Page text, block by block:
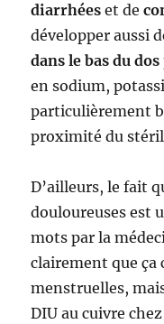
diarrhées et de
développer aussi
dans le bas du dos
en sodium,
particulièrement
proximité du
D’ailleurs, le fait
douloureuses est
mots par la
clairement que ça
menstruelles,
DIU au cuivre